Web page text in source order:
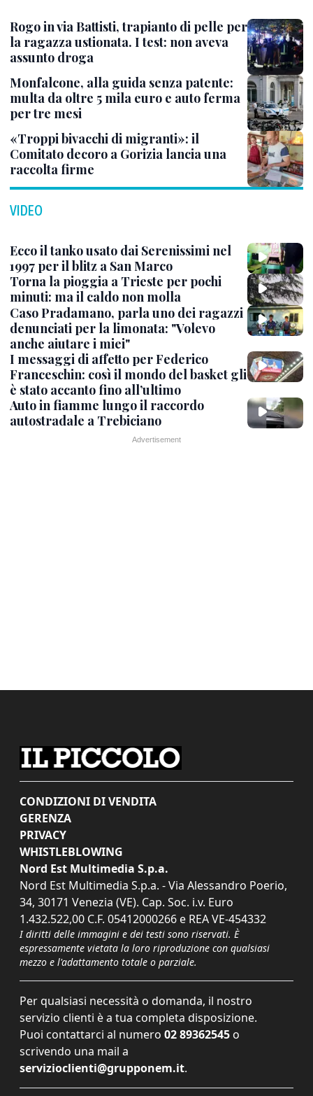
Rogo in via Battisti, trapianto di pelle per
la ragazza ustionata. I test: non aveva
assunto droga
Monfalcone, alla guida senza patente:
multa da oltre 5 mila euro e auto ferma
per tre mesi
«Troppi bivacchi di migranti»: il
Comitato decoro a Gorizia lancia una
raccolta firme
VIDEO
Ecco il tanko usato dai Serenissimi nel
1997 per il blitz a San Marco
Torna la pioggia a Trieste per pochi
minuti: ma il caldo non molla
Caso Pradamano, parla uno dei ragazzi
denunciati per la limonata: "Volevo
anche aiutare i miei"
I messaggi di affetto per Federico
Franceschin: così il mondo del basket gli
è stato accanto fino all’ultimo
Auto in fiamme lungo il raccordo
autostradale a Trebiciano
CONDIZIONI DI VENDITA
GERENZA
PRIVACY
WHISTLEBLOWING
Nord Est Multimedia S.p.a.
Nord Est Multimedia S.p.a. - Via Alessandro Poerio,
34, 30171 Venezia (VE). Cap. Soc. i.v. Euro
1.432.522,00 C.F. 05412000266 e REA VE-454332
I diritti delle immagini e dei testi sono riservati. È
espressamente vietata la loro riproduzione con qualsiasi
mezzo e l'adattamento totale o parziale.
Per qualsiasi necessità o domanda, il nostro
servizio clienti è a tua completa disposizione.
Puoi contattarci al numero 02 89362545 o
scrivendo una mail a
servizioclienti@grupponem.it.